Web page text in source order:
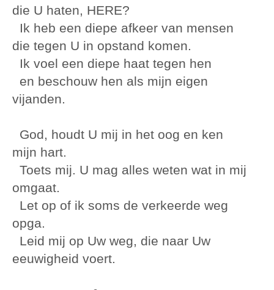
die U haten, HERE?
Ik heb een diepe afkeer van mensen
die tegen U in opstand komen.
Ik voel een diepe haat tegen hen
en beschouw hen als mijn eigen
vijanden.
God, houdt U mij in het oog en ken
mijn hart.
Toets mij. U mag alles weten wat in mij
omgaat.
Let op of ik soms de verkeerde weg
opga.
Leid mij op Uw weg, die naar Uw
eeuwigheid voert.